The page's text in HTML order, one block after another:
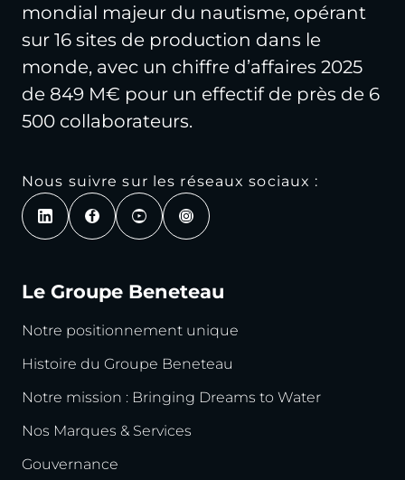
mondial majeur du nautisme, opérant
sur 16 sites de production dans le
monde, avec un chiffre d’affaires 2025
de 849 M€ pour un effectif de près de 6
500 collaborateurs.
Nous suivre sur les réseaux sociaux :
Le Groupe Beneteau
Notre positionnement unique
Histoire du Groupe Beneteau
Notre mission : Bringing Dreams to Water
Nos Marques & Services
Gouvernance